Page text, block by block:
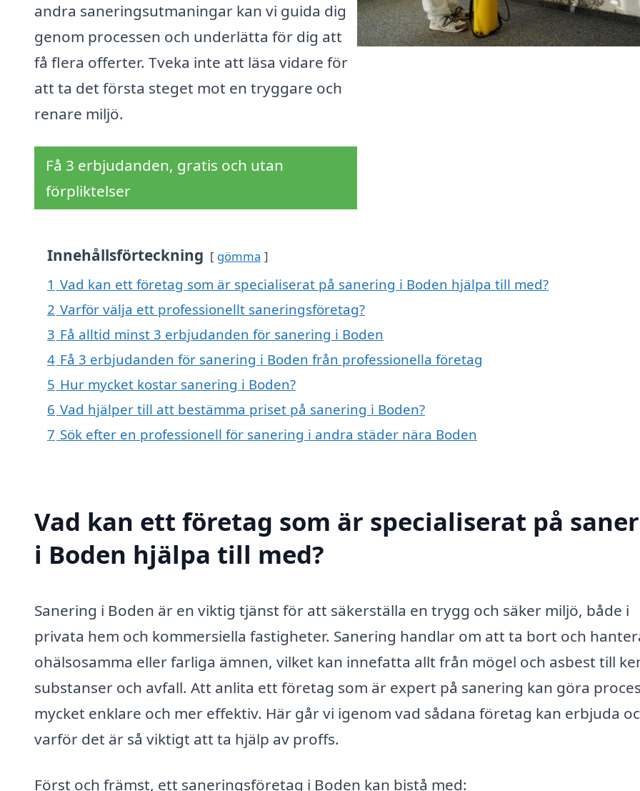
andra saneringsutmaningar kan vi guida dig
genom processen och underlätta för dig att
få flera offerter. Tveka inte att läsa vidare för
att ta det första steget mot en tryggare och
renare miljö.
Få 3 erbjudanden, gratis och utan
förpliktelser
Innehållsförteckning gömma
1 Vad kan ett företag som är specialiserat på sanering i Boden hjälpa till med?
2 Varför välja ett professionellt saneringsföretag?
3 Få alltid minst 3 erbjudanden för sanering i Boden
4 Få 3 erbjudanden för sanering i Boden från professionella företag
5 Hur mycket kostar sanering i Boden?
6 Vad hjälper till att bestämma priset på sanering i Boden?
7 Sök efter en professionell för sanering i andra städer nära Boden
Vad kan ett företag som är specialiserat på
i Boden hjälpa till med?
Sanering i Boden är en viktig tjänst för att säkerställa en trygg och säker miljö, både i
privata hem och kommersiella fastigheter. Sanering handlar om att ta bort och
ohälsosamma eller farliga ämnen, vilket kan innefatta allt från mögel och asbest till
substanser och avfall. Att anlita ett företag som är expert på sanering kan göra
mycket enklare och mer effektiv. Här går vi igenom vad sådana företag kan erbjuda
varför det är så viktigt att ta hjälp av proffs.
Först och främst, ett saneringsföretag i Boden kan bistå med: